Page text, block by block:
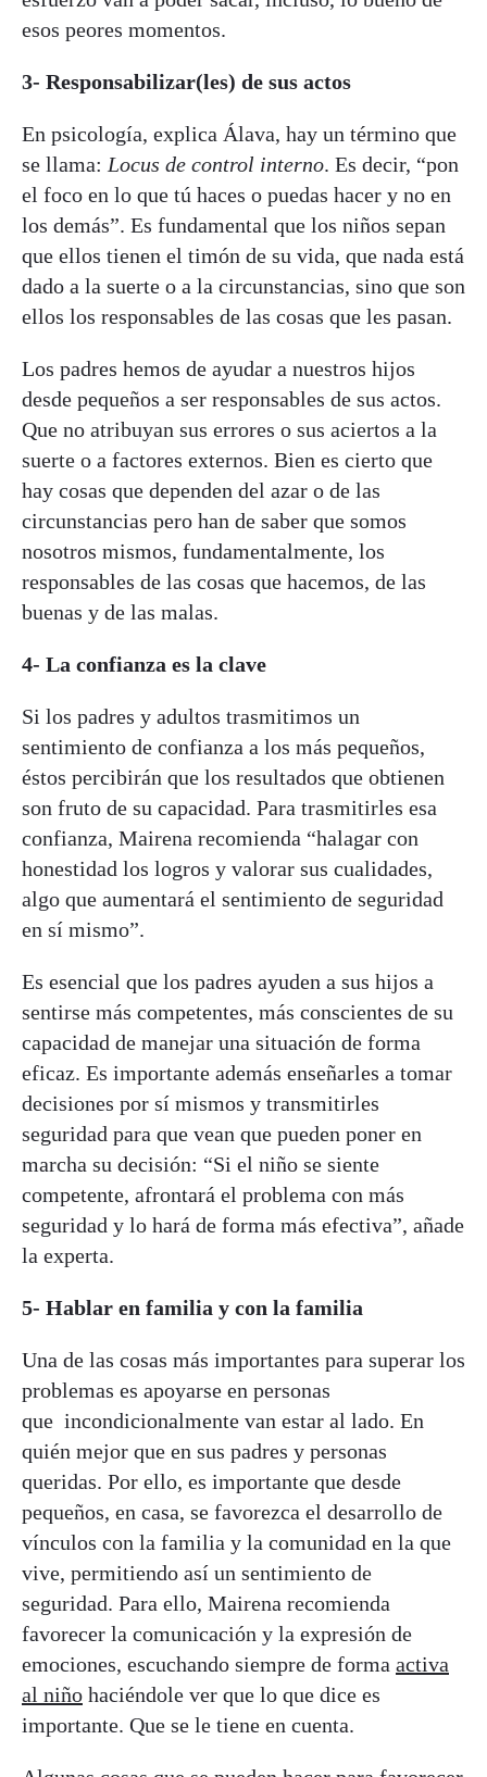
esos peores momentos.
3- Responsabilizar(les) de sus actos
En psicología, explica Álava, hay un término que
se llama: Locus de control interno. Es decir, “pon
el foco en lo que tú haces o puedas hacer y no en
los demás”. Es fundamental que los niños sepan
que ellos tienen el timón de su vida, que nada está
dado a la suerte o a la circunstancias, sino que son
ellos los responsables de las cosas que les pasan.
Los padres hemos de ayudar a nuestros hijos
desde pequeños a ser responsables de sus actos.
Que no atribuyan sus errores o sus aciertos a la
suerte o a factores externos. Bien es cierto que
hay cosas que dependen del azar o de las
circunstancias pero han de saber que somos
nosotros mismos, fundamentalmente, los
responsables de las cosas que hacemos, de las
buenas y de las malas.
4- La confianza es la clave
Si los padres y adultos trasmitimos un
sentimiento de confianza a los más pequeños,
éstos percibirán que los resultados que obtienen
son fruto de su capacidad. Para trasmitirles esa
confianza, Mairena recomienda “halagar con
honestidad los logros y valorar sus cualidades,
algo que aumentará el sentimiento de seguridad
en sí mismo”.
Es esencial que los padres ayuden a sus hijos a
sentirse más competentes, más conscientes de su
capacidad de manejar una situación de forma
eficaz. Es importante además enseñarles a tomar
decisiones por sí mismos y transmitirles
seguridad para que vean que pueden poner en
marcha su decisión: “Si el niño se siente
competente, afrontará el problema con más
seguridad y lo hará de forma más efectiva”, añade
la experta.
5- Hablar en familia y con la familia
Una de las cosas más importantes para superar los
problemas es apoyarse en personas
que incondicionalmente van estar al lado. En
quién mejor que en sus padres y personas
queridas. Por ello, es importante que desde
pequeños, en casa, se favorezca el desarrollo de
vínculos con la familia y la comunidad en la que
vive, permitiendo así un sentimiento de
seguridad. Para ello, Mairena recomienda
favorecer la comunicación y la expresión de
emociones, escuchando siempre de forma activa
al niño haciéndole ver que lo que dice es
importante. Que se le tiene en cuenta.